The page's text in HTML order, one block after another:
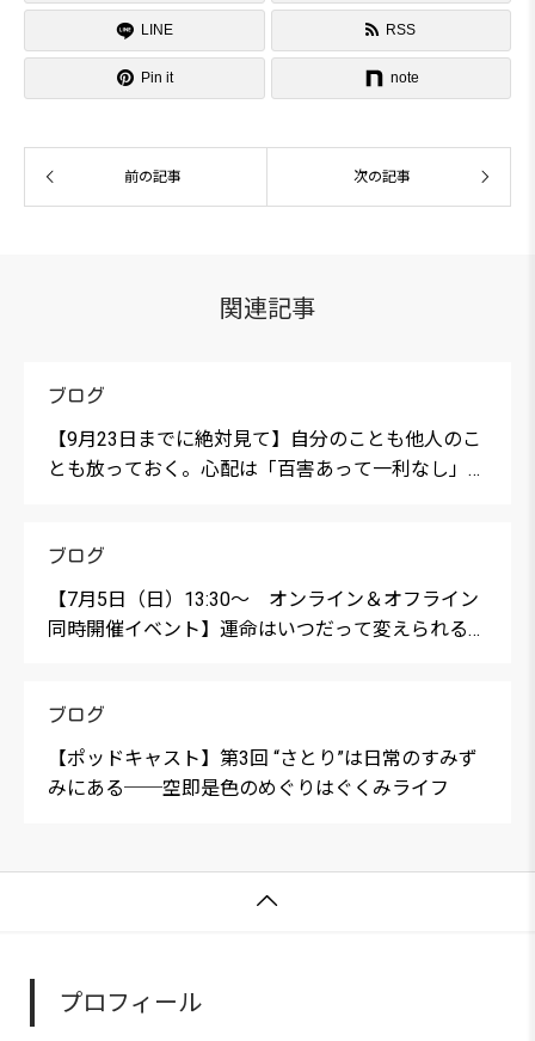
LINE  RSS
 Pin it note
前の記事 次の記事
関連記事
ブログ
【9月23日までに絶対見て】自分のことも他人のこ
とも放っておく。心配は「百害あって一利なし」で
ブログ
【7月5日（日）13:30〜 オンライン＆オフライン
同時開催イベント】運命はいつだって変えられる
ブログ
【ポッドキャスト】第3回 “さとり”は日常のすみず
みにある──空即是色のめぐりはぐくみライフ

プロフィール